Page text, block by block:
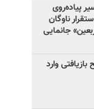
در مسیر پیاده‌روی
ناوگان
جانمایی
وارد